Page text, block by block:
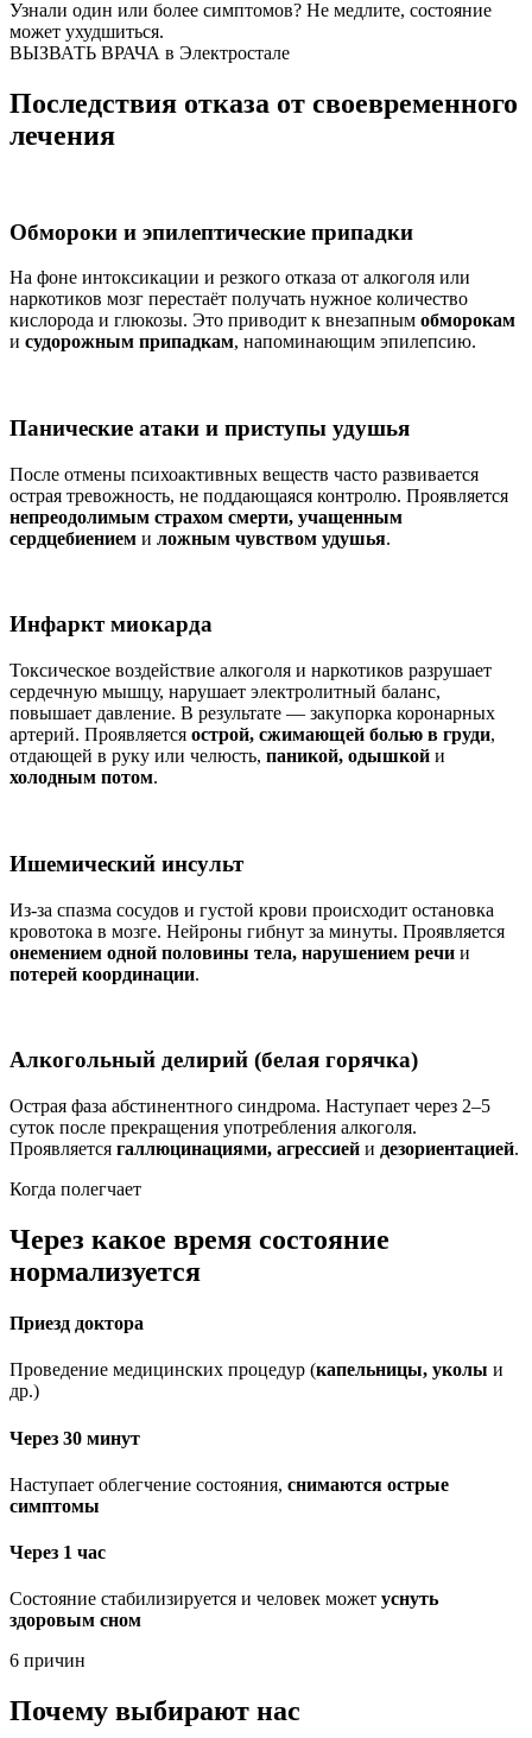
Узнали один или более симптомов? Не медлите, состояние
может ухудшиться.
ВЫЗВАТЬ ВРАЧА в Электростале
Последствия отказа от своевременного
лечения
Обмороки и эпилептические припадки
На фоне интоксикации и резкого отказа от алкоголя или
наркотиков мозг перестаёт получать нужное количество
кислорода и глюкозы. Это приводит к внезапным обморокам
и судорожным припадкам, напоминающим эпилепсию.
Панические атаки и приступы удушья
После отмены психоактивных веществ часто развивается
острая тревожность, не поддающаяся контролю. Проявляется
непреодолимым страхом смерти, учащенным
сердцебиением и ложным чувством удушья.
Инфаркт миокарда
Токсическое воздействие алкоголя и наркотиков разрушает
сердечную мышцу, нарушает электролитный баланс,
повышает давление. В результате — закупорка коронарных
артерий. Проявляется острой, сжимающей болью в груди,
отдающей в руку или челюсть, паникой, одышкой и
холодным потом.
Ишемический инсульт
Из-за спазма сосудов и густой крови происходит остановка
кровотока в мозге. Нейроны гибнут за минуты. Проявляется
онемением одной половины тела, нарушением речи и
потерей координации.
Алкогольный делирий (белая горячка)
Острая фаза абстинентного синдрома. Наступает через 2–5
суток после прекращения употребления алкоголя.
Проявляется галлюцинациями, агрессией и дезориентацией.
Когда полегчает
Через какое время состояние
нормализуется
Приезд доктора
Проведение медицинских процедур (капельницы, уколы и
др.)
Через 30 минут
Наступает облегчение состояния, снимаются острые
симптомы
Через 1 час
Состояние стабилизируется и человек может уснуть
здоровым сном
6 причин
Почему выбирают нас